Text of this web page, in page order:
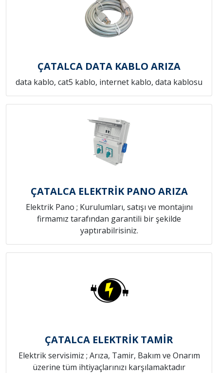
ÇATALCA DATA KABLO ARIZA
data kablo, cat5 kablo, internet kablo, data kablosu
ÇATALCA ELEKTRİK PANO ARIZA
Elektrik Pano ; Kurulumları, satışı ve montajını
firmamız tarafından garantili bir şekilde
yaptırabilrisiniz.
ÇATALCA ELEKTRİK TAMİR
Elektrik servisimiz ; Arıza, Tamir, Bakım ve Onarım
üzerine tüm ihtiyaçlarınızı karşılamaktadır